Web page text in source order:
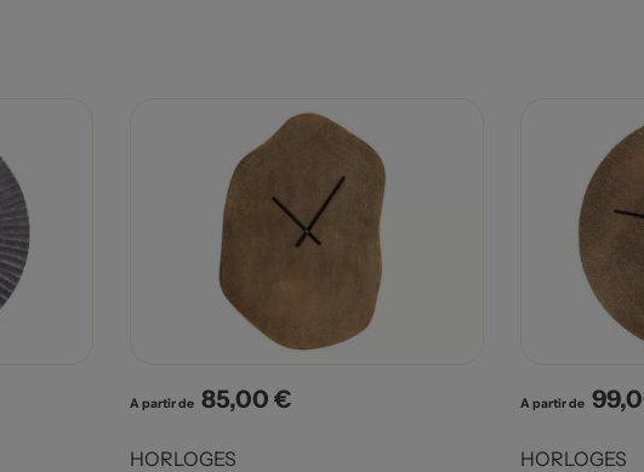
A partir de Prix
85,00 €
HORLOGES
A partir de Prix
HORLOGES